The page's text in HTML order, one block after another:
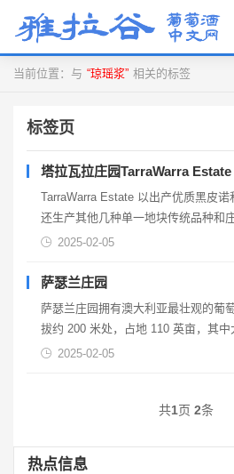
当前位置：与 “琼瑶浆” 相关的标签
标签页
塔拉瓦拉庄园TarraWarra Estate
TarraWarra Estate 以出产优质黑皮
还生产其他几种单一地块传统品种和
TarraWarra Estate 葡萄酒旨在表达
树，每种克隆树都为葡萄酒增添了独
2025-02-05
萨瑟兰庄园
萨瑟兰庄园拥有澳大利亚最壮观的葡
拔约 200 米处，占地 110 英亩，其
生林地。作为一家家族企业，我们致
2025-02-05
共1页 2条
热点信息